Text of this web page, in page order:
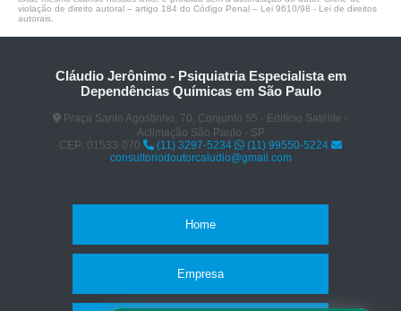
violação de direito autoral – artigo 184 do Código Penal – Lei 9610/98 - Lei de direitos
autorais
Cláudio Jerônimo - Psiquiatria Especialista em
Dependências Químicas em São Paulo
Praça Santo Agostinho, 70, Conjunto 55 - Edifício Satélite -
Aclimação São Paulo - SP
CEP: 01533-070
(11) 3297-5234
(11) 99550-5224
consultoriodoutorcaludio@gmail.com
Home
Empresa